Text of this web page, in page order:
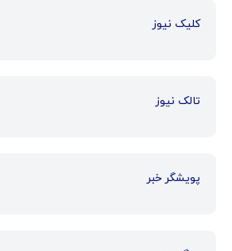
کلیک نیوز
تالک نیوز
پویشگر خبر